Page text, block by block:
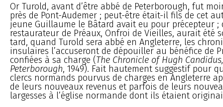
Or Turold, avant d’être abbé de Peterborough, fut
près de Pont-Audemer ; peut-être était-il fils de cet
jeune Guillaume le Bâtard avait eu pour précepteur ;
restaurateur de Préaux, Onfroi de Vieilles, aurait été
tard, quand Turold sera abbé en Angleterre, les
insulaires l’accuseront de dépouiller au bénéfice de
confiées à sa charge (The Chronicle of Hugh
Peterborough, 1949). Fait hautement suggestif pour
clercs normands pourvus de charges en Angleterre
de leurs nouveaux revenus et parfois de leurs
largesses à l’église normande dont ils étaient